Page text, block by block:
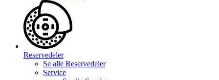
Reservedeler
Se alle Reservedeler
Service